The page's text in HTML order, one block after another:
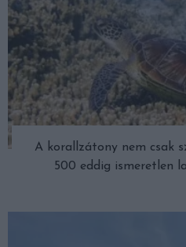
A korallzátony nem csak
500 eddig ismeretlen